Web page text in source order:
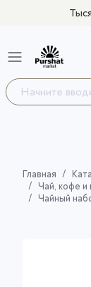
Главная
Чай, кофе и
Чайный